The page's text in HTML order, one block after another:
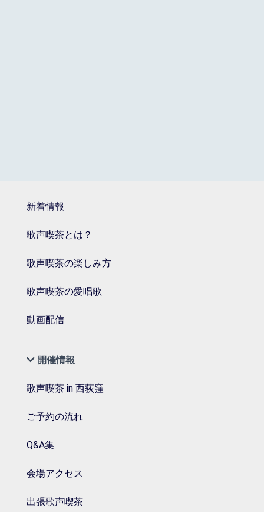
新着情報
歌声喫茶とは？
歌声喫茶の楽しみ方
歌声喫茶の愛唱歌
動画配信
開催情報
歌声喫茶 in 西荻窪
ご予約の流れ
Q&A集
会場アクセス
出張歌声喫茶